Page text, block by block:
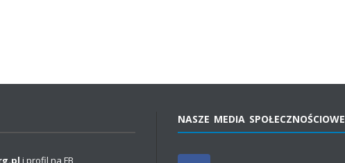
i profil na FB
NASZE MEDIA SPOŁECZNOŚCIOWE